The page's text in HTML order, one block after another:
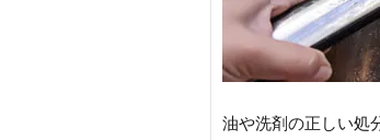
油や洗剤の正しい処